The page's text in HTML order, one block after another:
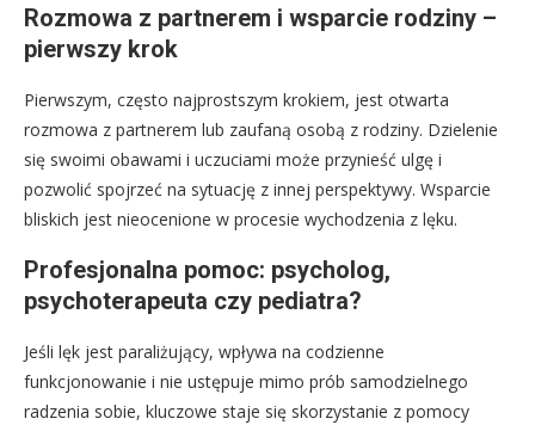
Rozmowa z partnerem i wsparcie rodziny –
pierwszy krok
Pierwszym, często najprostszym krokiem, jest otwarta
rozmowa z partnerem lub zaufaną osobą z rodziny. Dzielenie
się swoimi obawami i uczuciami może przynieść ulgę i
pozwolić spojrzeć na sytuację z innej perspektywy. Wsparcie
bliskich jest nieocenione w procesie wychodzenia z lęku.
Profesjonalna pomoc: psycholog,
psychoterapeuta czy pediatra?
Jeśli lęk jest paraliżujący, wpływa na codzienne
funkcjonowanie i nie ustępuje mimo prób samodzielnego
radzenia sobie, kluczowe staje się skorzystanie z pomocy